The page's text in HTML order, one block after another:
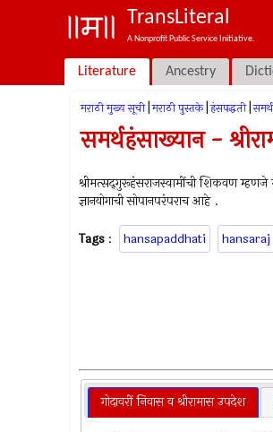
TransLiteral
A Nonprofit Public Service Initiative.
Literature Ancestry
मराठी मुख्य सूची मराठी पुस्तके हंसपद्धती
समर्थहंसाख्यान -
श्रीमत्सद्‍गुरूहंसराजस्वामींची शिकवण म्हणजे
ज्ञानयोगाची सोपानपरंपराच आहे .
Tags : hansapaddhati
गोदावरीं निवास व श्रीरामास उपदेश